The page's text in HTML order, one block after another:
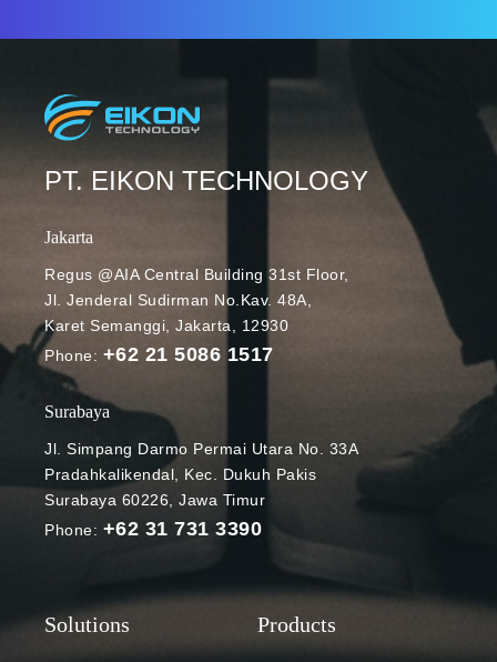
PT. EIKON TECHNOLOGY
Jakarta
Regus @AIA Central Building 31st Floor,
Jl. Jenderal Sudirman No.Kav. 48A,
Karet Semanggi, Jakarta, 12930
Phone: +62 21 5086 1517
Surabaya
Jl. Simpang Darmo Permai Utara No. 33A
Pradahkalikendal, Kec. Dukuh Pakis
Surabaya 60226, Jawa Timur
Phone: +62 31 731 3390